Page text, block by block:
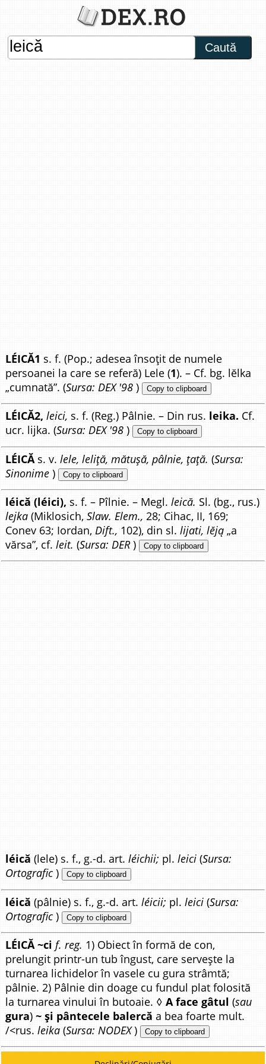
Caută
LÉICĂ1 s. f. (Pop.; adesea însoțit de numele
persoanei la care se referă) Lele (1). – Cf. bg. lĕlka
„cumnată”. (Sursa: DEX '98 ) Copy to clipboard
LÉICĂ2, leici, s. f. (Reg.) Pâlnie. – Din rus. leika. Cf.
ucr. lijka. (Sursa: DEX '98 ) Copy to clipboard
LÉICĂ s. v.lele, leliță, mătușă, pâlnie, țață. (Sursa:
Sinonime ) Copy to clipboard
léică (léici), s. f. – Pîlnie. – Megl.leică. Sl. (bg., rus.)
lejka (Miklosich,Slaw. Elem., 28; Cihac, II, 169;
Conev 63; Iordan,Dift., 102), din sl.lijati, lĕją „a
vărsa”, cf.leit. (Sursa: DER) Copy to clipboard
léică (lele) s. f., g.-d. art.léichii; pl.leici (Sursa:
Ortografic ) Copy to clipboard
léică (pâlnie) s. f., g.-d. art.léicii; pl.leici (Sursa:
Ortografic ) Copy to clipboard
LÉICĂ ~ci f. reg. 1) Obiect în formă de con,
prelungit printr-un tub îngust, care servește la
turnarea lichidelor în vasele cu gura strâmtă;
pâlnie. 2) Pâlnie din doage cu fundul plat folosită
la turnarea vinului în butoaie. ◊A face gâtul (sau
gura) ~ și pântecele balercă a bea foarte mult.
/<rus.leika(Sursa: NODEX) Copy to clipboard